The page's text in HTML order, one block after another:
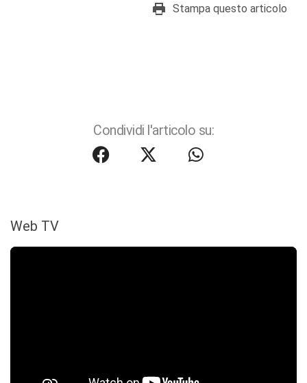
Stampa questo articolo
Condividi l'articolo su:
Web TV